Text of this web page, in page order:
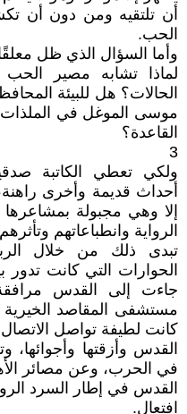
أن تلتقيه ومن دون أن
الحب.
وأما السؤال الذي ظل
لماذا تشابه مصير
الحالات؟ هل للبيئة
موسى الموغل في
القاعدة؟
3
ولكي تعطي الكاتبة
أحداث قديمة وأخرى
إلا وهي مجبولة
الرواية وانطباعاتهم وتأثرهم
تبدى ذلك من خلال
الحوارات التي كانت تدور
جاءت إلى القدس مرافقة
مستشفى المقاصد الخيرية
كانت لطيفة تواصل الاتصال
القدس وأزقتها
في الحرب، وعن مصائر
القدس في إطار السرد
افتعال.